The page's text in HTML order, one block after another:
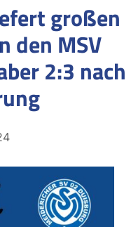
großen
den MSV
2:3 nach